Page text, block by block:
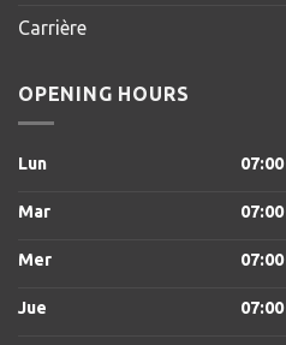
Carrière
OPENING HOURS
Lun 07:00
Mar 07:00
Mer 07:00
Jue 07:00